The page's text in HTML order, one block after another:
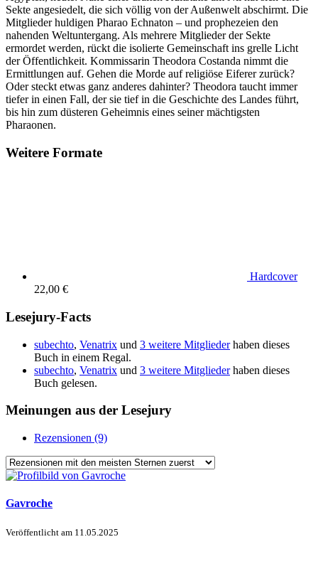
Sekte angesiedelt, die sich völlig von der Außenwelt abschirmt. Die
Mitglieder huldigen Pharao Echnaton – und prophezeien den
nahenden Weltuntergang. Als mehrere Mitglieder der Sekte
ermordet werden, rückt die isolierte Gemeinschaft ins grelle Licht
der Öffentlichkeit. Kommissarin Theodora Costanda nimmt die
Ermittlungen auf. Gehen die Morde auf religiöse Eiferer zurück?
Oder steckt etwas ganz anderes dahinter? Theodora taucht immer
tiefer in einen Fall, der sie tief in die Geschichte des Landes führt,
bis hin zum düsteren Geheimnis eines seiner mächtigsten
Pharaonen.
Weitere Formate
Hardcover
22,00 €
Lesejury-Facts
subechto, Venatrix und 3 weitere Mitgliederhaben dieses
Buch in einem Regal.
subechto, Venatrix und 3 weitere Mitgliederhaben dieses
Buch gelesen.
Meinungen aus der Lesejury
Rezensionen (9)
Gavroche
Veröffentlicht am 11.05.2025